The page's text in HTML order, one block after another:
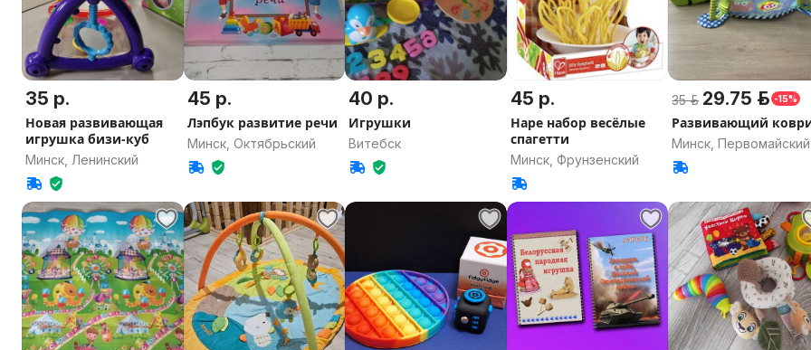
35 р.
Новая развивающая
игрушка бизи-куб
Минск, Ленинский
45 р.
Лэпбук развитие речи
Минск, Октябрьский
40 р.
Игрушки
Витебск
45 р.
Hape набор весёлые
спагетти
Минск, Фрунзенский
35 р. 29.75 р. -15%
Развивающий
Минск, Первомайский